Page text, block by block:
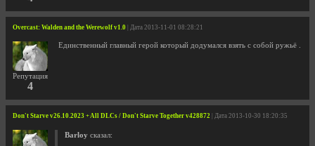
Overcast: Walden and the Werewolf v1.0 | Дата 2013-11-01 08:28:21
Репутация
4
Единственный главный герой который додумался взять с собой ружьё .
Don't Starve v26.10.2023 + All DLCs / Don't Starve Together v428872 | Дата 2013-10-30 18:20:35
Barloy сказал: